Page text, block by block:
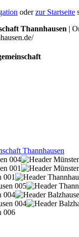
oderzur Startseite
Thannhausen |